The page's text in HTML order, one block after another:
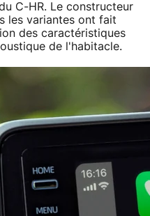
C-HR. Le constructeur
les variantes ont fait
des caractéristiques
de l'habitacle.